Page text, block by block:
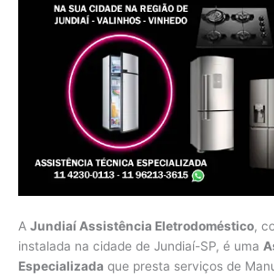
A Jundiaí Assistência Eletrodoméstico,
instalada na cidade de Jundiaí-SP, é uma
Especializada que presta serviços de